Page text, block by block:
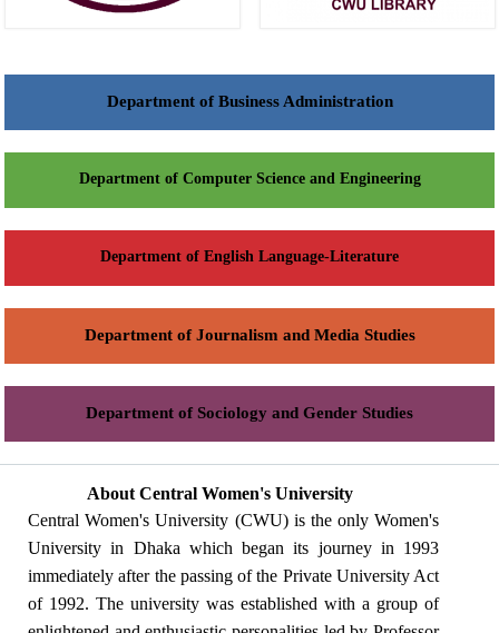
Department of Business Administration
Department of Computer Science and Engineering
Department of English Language-Literature
Department of Journalism and Media Studies
Department of Sociology and Gender Studies
About Central Women's University
Central Women's University (CWU) is the only Women's
University in Dhaka which began its journey in 1993
immediately after the passing of the Private University Act
of 1992. The university was established with a group of